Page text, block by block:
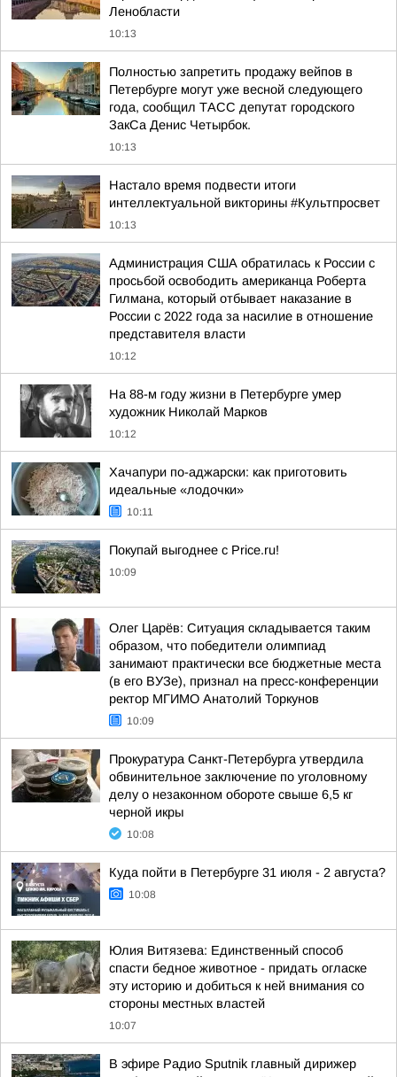
Ленобласти
10:13
Полностью запретить продажу вейпов в
Петербурге могут уже весной следующего
года, сообщил ТАСС депутат городского
ЗакСа Денис Четырбок.
10:13
Настало время подвести итоги
интеллектуальной викторины #Культпросвет
10:13
Администрация США обратилась к России с
просьбой освободить американца Роберта
Гилмана, который отбывает наказание в
России с 2022 года за насилие в отношение
представителя власти
10:12
На 88-м году жизни в Петербурге умер
художник Николай Марков
10:12
Хачапури по-аджарски: как приготовить
идеальные «лодочки»
10:11
Покупай выгоднее с Price.ru!
10:09
Олег Царёв: Ситуация складывается таким
образом, что победители олимпиад
занимают практически все бюджетные места
(в его ВУЗе), признал на пресс-конференции
ректор МГИМО Анатолий Торкунов
10:09
Прокуратура Санкт-Петербурга утвердила
обвинительное заключение по уголовному
делу о незаконном обороте свыше 6,5 кг
черной икры
10:08
Куда пойти в Петербурге 31 июля - 2 августа?
10:08
Юлия Витязева: Единственный способ
спасти бедное животное - придать огласке
эту историю и добиться к ней внимания со
стороны местных властей
10:07
В эфире Радио Sputnik главный дирижер